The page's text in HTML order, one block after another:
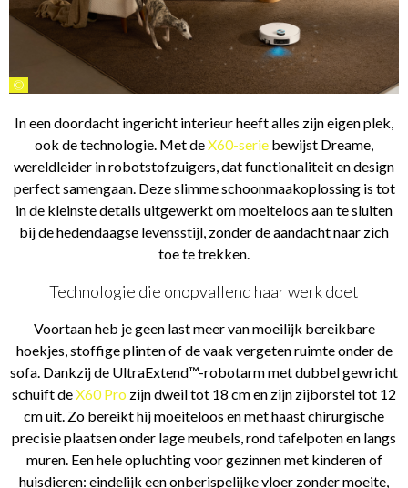
©
In een doordacht ingericht interieur heeft alles zijn eigen plek,
ook de technologie. Met deX60-serie bewijst Dreame,
wereldleider in robotstofzuigers, dat functionaliteit en design
perfect samengaan. Deze slimme schoonmaakoplossing is tot
in de kleinste details uitgewerkt om moeiteloos aan te sluiten
bij de hedendaagse levensstijl, zonder de aandacht naar zich
toe te trekken.
Technologie die onopvallend haar werk doet
Voortaan heb je geen last meer van moeilijk bereikbare
hoekjes, stoffige plinten of de vaak vergeten ruimte onder de
sofa. Dankzij de UltraExtend™-robotarm met dubbel gewricht
schuift deX60 Pro zijn dweil tot 18 cm en zijn zijborstel tot 12
cm uit. Zo bereikt hij moeiteloos en met haast chirurgische
precisie plaatsen onder lage meubels, rond tafelpoten en langs
muren. Een hele opluchting voor gezinnen met kinderen of
huisdieren: eindelijk een onberispelijke vloer zonder moeite,